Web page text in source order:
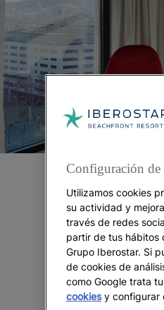
Configuración de
Utilizamos cookies
su actividad y
través de redes
partir de tus hábitos
Grupo Iberostar. Si
de cookies de
como Google trata
cookiesy configurar